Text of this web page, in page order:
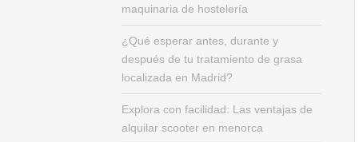
:
maquinaria de hostelería
¿Qué esperar antes, durante y
después de tu tratamiento de grasa
localizada en Madrid?
Explora con facilidad: Las ventajas de
alquilar scooter en menorca